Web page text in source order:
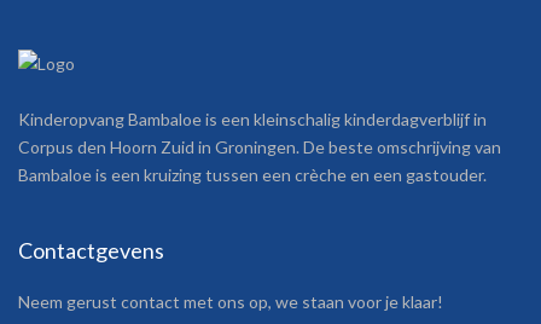
Kinderopvang Bambaloe is een kleinschalig kinderdagverblijf in
Corpus den Hoorn Zuid in Groningen. De beste omschrijving van
Bambaloe is een kruizing tussen een crèche en een gastouder.
Contactgevens
Neem gerust contact met ons op, we staan voor je klaar!